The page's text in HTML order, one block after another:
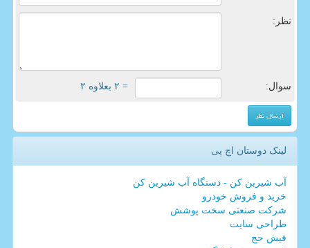
نظر:
سوال: = ۲ بعلاوه ۲
لینک دوستان اچ پی
آب شیرین کن - دستگاه آب شیرین کن
خرید و فروش خودرو
شرکت صنعتی سخت پوشش
طراحی سایت
فیش حج